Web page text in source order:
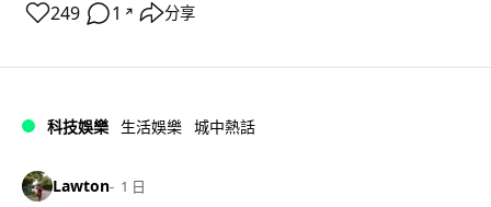
249 1 ↗ 分享
科技娛樂 生活娛樂 城中熱話
Lawton 1 日